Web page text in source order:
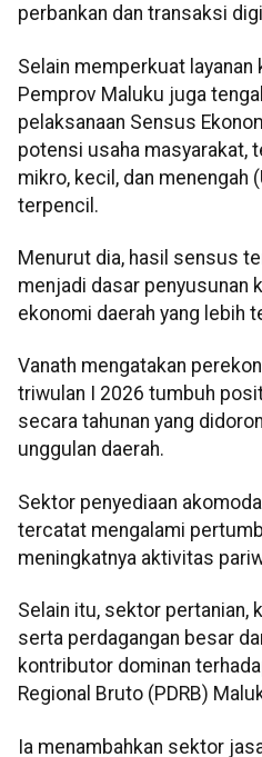
perbankan dan transaksi
Selain memperkuat layanan
Pemprov Maluku juga
pelaksanaan Sensus
potensi usaha masyarakat,
mikro, kecil, dan menengah
terpencil.
Menurut dia, hasil sensus
menjadi dasar penyusunan
ekonomi daerah yang lebih
Vanath mengatakan
triwulan I 2026 tumbuh
secara tahunan yang
unggulan daerah.
Sektor penyediaan
tercatat mengalami
meningkatnya aktivitas
Selain itu, sektor pertanian,
serta perdagangan besar
kontributor dominan
Regional Bruto (PDRB)
Ia menambahkan sektor